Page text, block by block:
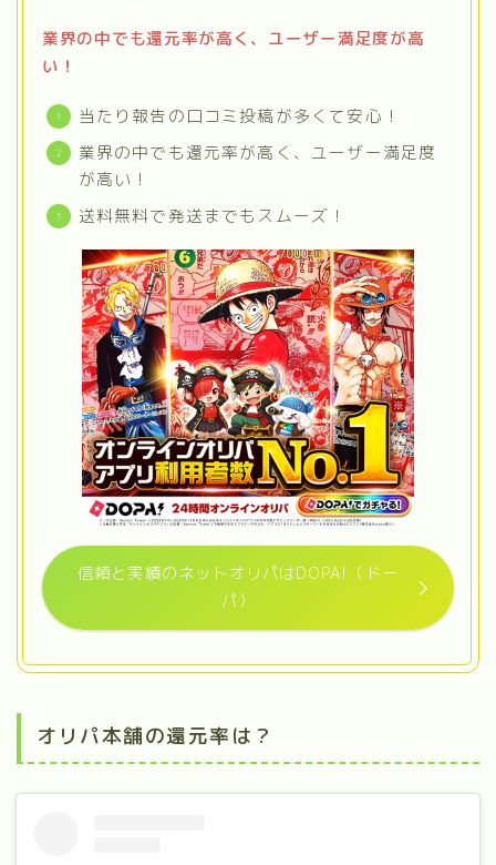
業界の中でも還元率が高く、ユーザー満足度が高
い！
当たり報告の口コミ投稿が多くて安心！
業界の中でも還元率が高く、ユーザー満足度
が高い！
送料無料で発送までもスムーズ！
信頼と実績のネットオリパはDOPA!（ドー
パ）
オリパ本舗の還元率は？